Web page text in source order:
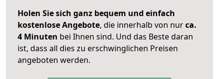
Holen Sie sich ganz bequem und einfach
kostenlose Angebote, die innerhalb von nurca.
4 Minuten bei Ihnen sind. Und das Beste daran
ist, dass all dies zu erschwinglichen Preisen
angeboten werden.